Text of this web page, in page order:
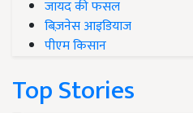
जायद की फसल
बिज़नेस आइडियाज
पीएम किसान
Top Stories